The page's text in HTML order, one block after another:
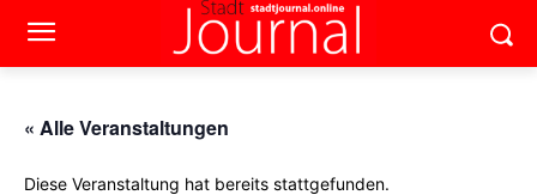
« Alle Veranstaltungen
Diese Veranstaltung hat bereits stattgefunden.